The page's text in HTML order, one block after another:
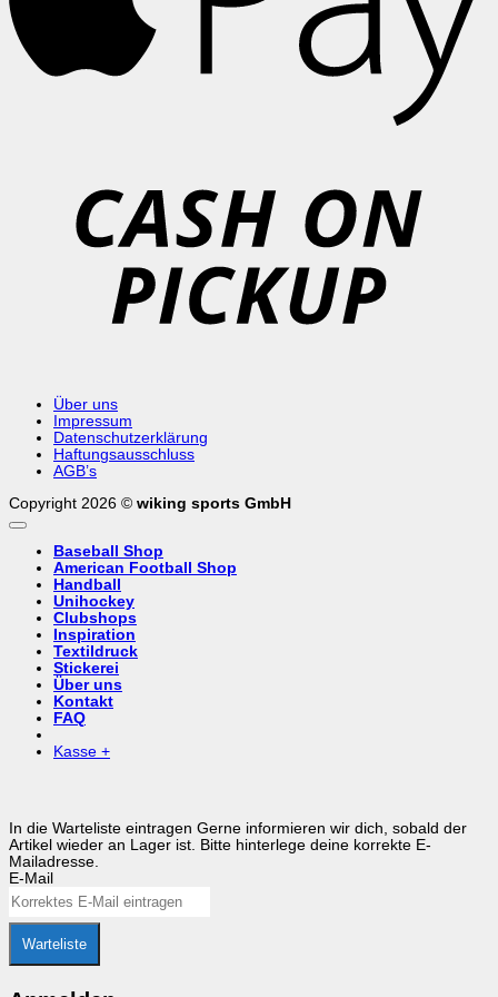
Über uns
Impressum
Datenschutzerklärung
Haftungsausschluss
AGB’s
Copyright 2026 © wiking sports GmbH
Baseball Shop
American Football Shop
Handball
Unihockey
Clubshops
Inspiration
Textildruck
Stickerei
Über uns
Kontakt
FAQ
Kasse +
In die Warteliste eintragen Gerne informieren wir dich, sobald der
Artikel wieder an Lager ist. Bitte hinterlege deine korrekte E-
Mailadresse.
E-Mail
Warteliste